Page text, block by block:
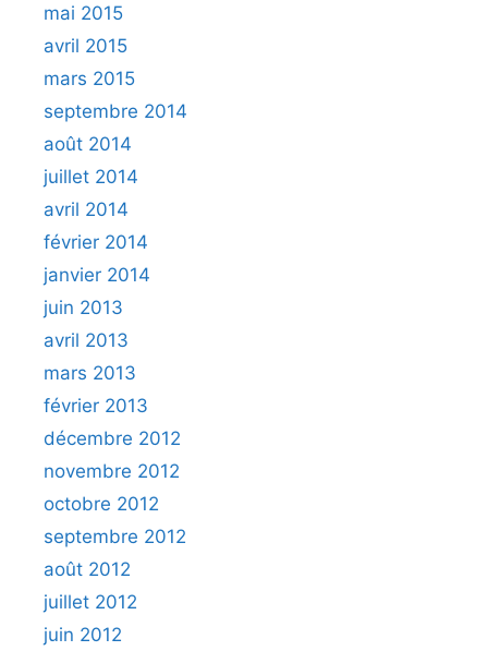
mai 2015
avril 2015
mars 2015
septembre 2014
août 2014
juillet 2014
avril 2014
février 2014
janvier 2014
juin 2013
avril 2013
mars 2013
février 2013
décembre 2012
novembre 2012
octobre 2012
septembre 2012
août 2012
juillet 2012
juin 2012